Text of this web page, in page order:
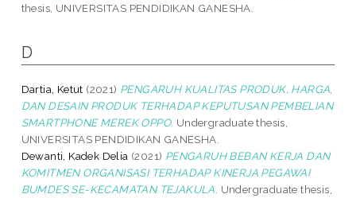
thesis, UNIVERSITAS PENDIDIKAN GANESHA.
D
Dartia, Ketut (2021) PENGARUH KUALITAS PRODUK, HARGA,
DAN DESAIN PRODUK TERHADAP KEPUTUSAN PEMBELIAN
SMARTPHONE MEREK OPPO. Undergraduate thesis,
UNIVERSITAS PENDIDIKAN GANESHA.
Dewanti, Kadek Delia (2021) PENGARUH BEBAN KERJA DAN
KOMITMEN ORGANISASI TERHADAP KINERJA PEGAWAI
BUMDES SE-KECAMATAN TEJAKULA. Undergraduate thesis,